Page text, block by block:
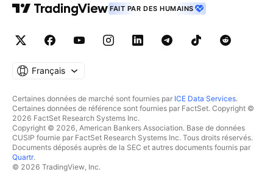
FAIT PAR DES HUMAINS
Français
Certaines données de marché sont fournies par ICE Data Services.
Certaines données de référence sont fournies par FactSet. Copyright ©
2026 FactSet Research Systems Inc.
Copyright © 2026, American Bankers Association. Base de données
CUSIP fournie par FactSet Research Systems Inc. Tous droits réservés.
Documents déposés auprès de la SEC et autres documents fournis par
Quartr.
© 2026 TradingView, Inc.